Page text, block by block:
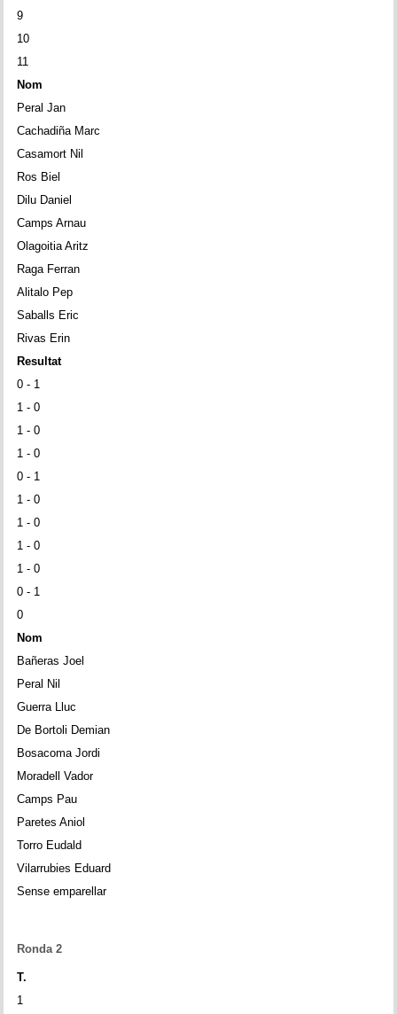
9
10
11
Nom
Peral Jan
Cachadiña Marc
Casamort Nil
Ros Biel
Dilu Daniel
Camps Arnau
Olagoitia Aritz
Raga Ferran
Alitalo Pep
Saballs Eric
Rivas Erin
Resultat
0 - 1
1 - 0
1 - 0
1 - 0
0 - 1
1 - 0
1 - 0
1 - 0
1 - 0
0 - 1
0
Nom
Bañeras Joel
Peral Nil
Guerra Lluc
De Bortoli Demian
Bosacoma Jordi
Moradell Vador
Camps Pau
Paretes Aniol
Torro Eudald
Vilarrubies Eduard
Sense emparellar
Ronda 2
T.
1